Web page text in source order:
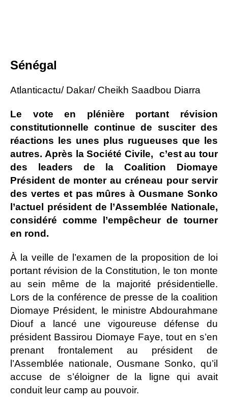
Sénégal
Atlanticactu/ Dakar/ Cheikh Saadbou Diarra
Le vote en plénière portant révision
constitutionnelle continue de susciter des
réactions les unes plus rugueuses que les
autres. Après la Société Civile, c’est au tour
des leaders de la Coalition Diomaye
Président de monter au créneau pour servir
des vertes et pas mûres à Ousmane Sonko
l’actuel président de l’Assemblée Nationale,
considéré comme l’empêcheur de tourner
en rond.
À la veille de l’examen de la proposition de loi
portant révision de la Constitution, le ton monte
au sein même de la majorité présidentielle.
Lors de la conférence de presse de la coalition
Diomaye Président, le ministre Abdourahmane
Diouf a lancé une vigoureuse défense du
président Bassirou Diomaye Faye, tout en s’en
prenant frontalement au président de
l’Assemblée nationale, Ousmane Sonko, qu’il
accuse de s’éloigner de la ligne qui avait
conduit leur camp au pouvoir.